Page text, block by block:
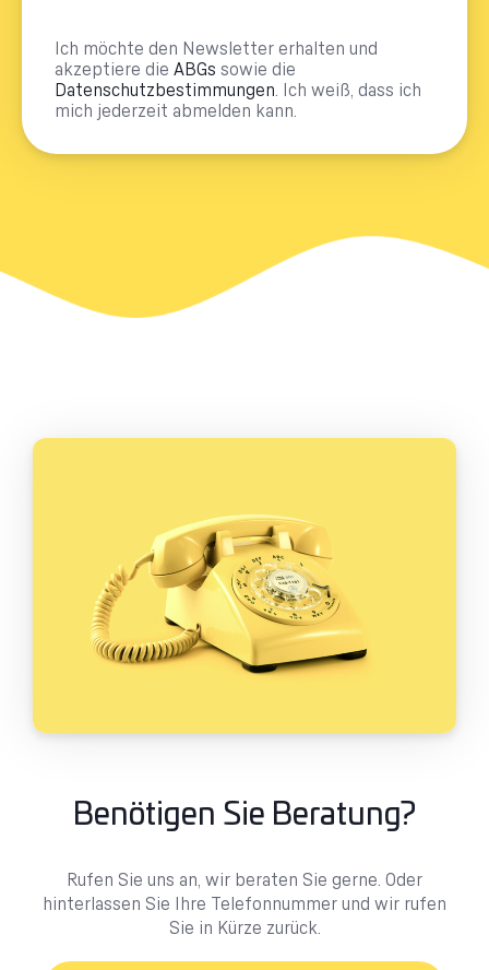
Ich möchte den Newsletter erhalten und
akzeptiere die ABGs sowie die
Datenschutzbestimmungen . Ich weiß, dass ich
mich jederzeit abmelden kann.
Benötigen Sie Beratung?
Rufen Sie uns an, wir beraten Sie gerne. Oder
hinterlassen Sie Ihre Telefonnummer und wir rufen
Sie in Kürze zurück.